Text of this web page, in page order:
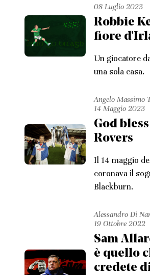
08 Luglio 2023
Robbie
fiore
Un giocatore
una sola casa.
Angelo Massimo
14 Maggio 2023
God
Rovers
Il 14 maggio
coronava il
Blackburn.
Alessandro Di
19 Ottobre 2022
Sam
è quello
credete